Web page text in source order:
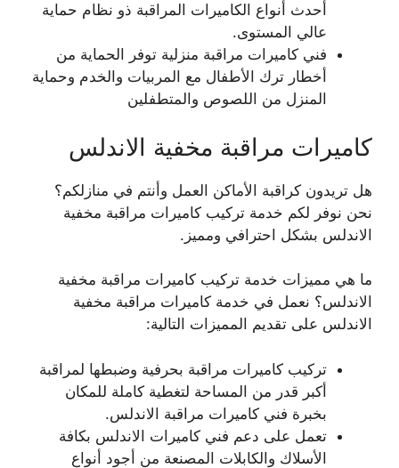
أحدث أنواع الكاميرات المراقبة ذو نظام حماية
عالي المستوى.
فني كاميرات مراقبة منزلية توفر الحماية من
أخطار ترك الأطفال مع المربيات والخدم وحماية
المنزل من اللصوص والمتطفلين
كاميرات مراقبة مخفية الاندلس
هل تريدون كراقبة الأماكن العمل وأنتم في منازلكم؟
نحن نوفر لكم خدمة تركيب كاميرات مراقبة مخفية
الاندلس بشكل احترافي ومميز.
ما هي مميزات خدمة تركيب كاميرات مراقبة مخفية
الاندلس؟ نعمل في خدمة كاميرات مراقبة مخفية
الاندلس على تقديم المميزات التالية:
تركيب كاميرات مراقبة بحرفية وضبطها لمراقبة
أكبر قدر من المساحة لتغطية كاملة للمكان
بخبرة فني كاميرات مراقبة الاندلس.
تعمل على دعم فني كاميرات الاندلس بكافة
الأسلاك والكابلات المصنعة من أجود أنواع